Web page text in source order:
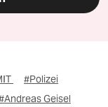
#Polizei
Geisel